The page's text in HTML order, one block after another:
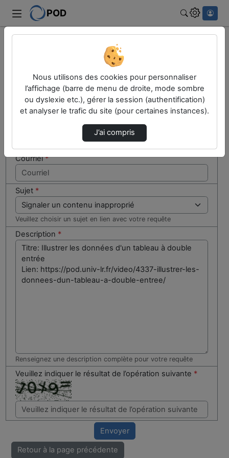
POD
Contactez nous
Votre message
Courriel*
Sujet *
Veuillez choisir un sujet en lien avec votre requête
Description *
Renseignez une description complète pour votre requête
Veuillez indiquer le résultat de l’opération suivante *
si vous
êtes un
humain en
métal
Envoyer
Retour à la page précédente
Nous utilisons des cookies pour personnaliser
l’affichage (barre de menu de droite, mode sombre
ou dyslexie etc.), gérer la session (authentification)
et analyser le trafic du site (pour certaines instances).
J’ai compris